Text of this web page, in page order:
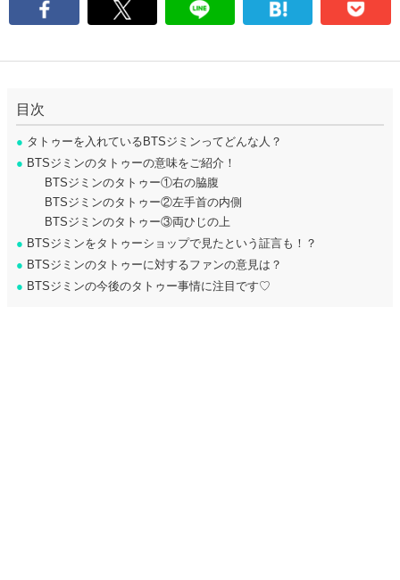
目次
● タトゥーを入れているBTSジミンってどんな人？
● BTSジミンのタトゥーの意味をご紹介！
BTSジミンのタトゥー①右の脇腹
BTSジミンのタトゥー②左手首の内側
BTSジミンのタトゥー③両ひじの上
● BTSジミンをタトゥーショップで見たという証言も！？
● BTSジミンのタトゥーに対するファンの意見は？
● BTSジミンの今後のタトゥー事情に注目です♡